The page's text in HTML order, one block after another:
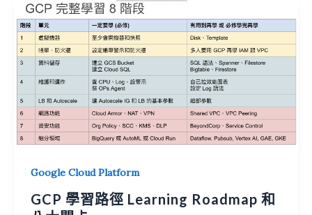
Google Cloud Platform
GCP 學習路徑 Learning Roadmap 和